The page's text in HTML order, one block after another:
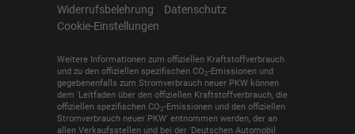
Widerrufsbelehrung
Datenschutz
Cookie-Einstellungen
Weitere Informationen zum offiziellen Kraftstoffverbrauch
und zu den offiziellen spezifischen CO2-Emissionen und
gegebenenfalls zum Stromverbrauch neuer PKW können
dem 'Leitfaden über den offiziellen Kraftstoffverbrauch, die
offiziellen spezifischen CO2-Emissionen und den offiziellen
Stromverbrauch neuer PKW' entnommen werden, der an
allen Verkaufsstellen und bei der 'Deutschen Automobil